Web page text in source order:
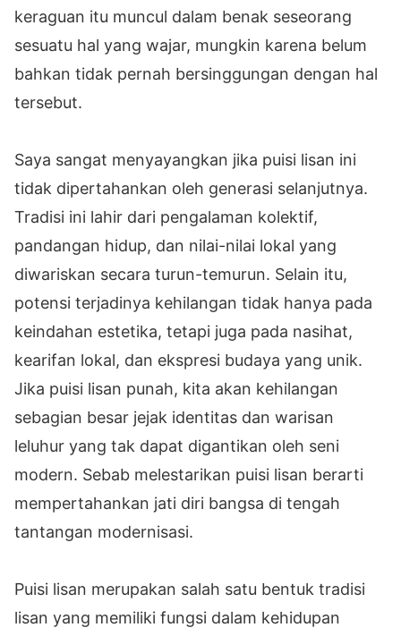
keraguan itu muncul dalam benak seseorang
sesuatu hal yang wajar, mungkin karena belum
bahkan tidak pernah bersinggungan dengan hal
tersebut.
Saya sangat menyayangkan jika puisi lisan ini
tidak dipertahankan oleh generasi selanjutnya.
Tradisi ini lahir dari pengalaman kolektif,
pandangan hidup, dan nilai-nilai lokal yang
diwariskan secara turun-temurun. Selain itu,
potensi terjadinya kehilangan tidak hanya pada
keindahan estetika, tetapi juga pada nasihat,
kearifan lokal, dan ekspresi budaya yang unik.
Jika puisi lisan punah, kita akan kehilangan
sebagian besar jejak identitas dan warisan
leluhur yang tak dapat digantikan oleh seni
modern. Sebab melestarikan puisi lisan berarti
mempertahankan jati diri bangsa di tengah
tantangan modernisasi.
Puisi lisan merupakan salah satu bentuk tradisi
lisan yang memiliki fungsi dalam kehidupan